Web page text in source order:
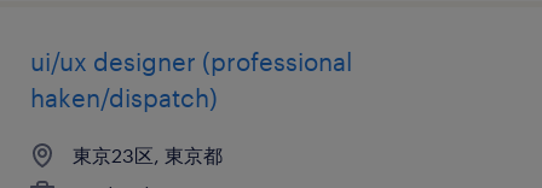
ui/ux designer (professional
haken/dispatch)
東京23区, 東京都